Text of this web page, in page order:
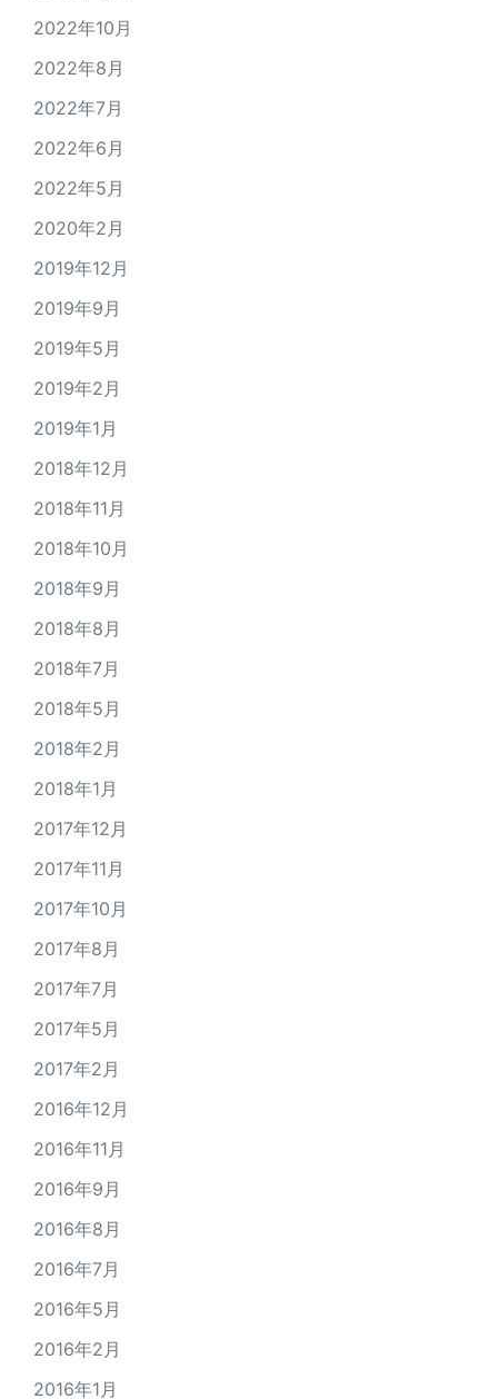
2022年10月
2022年8月
2022年7月
2022年6月
2022年5月
2020年2月
2019年12月
2019年9月
2019年5月
2019年2月
2019年1月
2018年12月
2018年11月
2018年10月
2018年9月
2018年8月
2018年7月
2018年5月
2018年2月
2018年1月
2017年12月
2017年11月
2017年10月
2017年8月
2017年7月
2017年5月
2017年2月
2016年12月
2016年11月
2016年9月
2016年8月
2016年7月
2016年5月
2016年2月
2016年1月